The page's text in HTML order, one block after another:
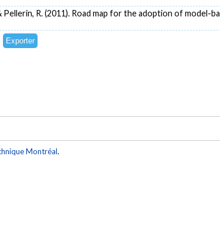
Pellerin, R. (2011). Road map for the adoption of model-
Montréal.